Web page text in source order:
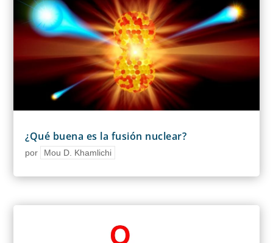
¿Qué buena es la fusión nuclear?
por Mou D. Khamlichi